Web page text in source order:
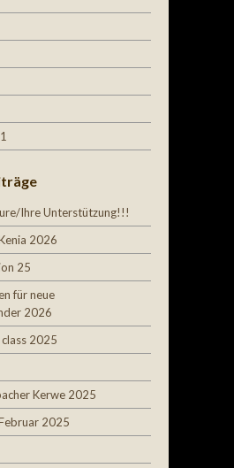
Ihre Unterstützung!!!
2026
25
für neue
2026
2025
Kerwe 2025
2025